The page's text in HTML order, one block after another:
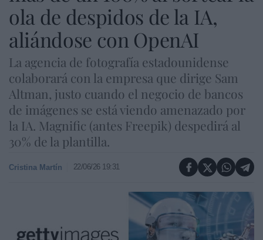
ola de despidos de la IA,
aliándose con OpenAI
La agencia de fotografía estadounidense
colaborará con la empresa que dirige Sam
Altman, justo cuando el negocio de bancos
de imágenes se está viendo amenazado por
la IA. Magnific (antes Freepik) despedirá al
30% de la plantilla.
Cristina Martín 22/06/26 19:31